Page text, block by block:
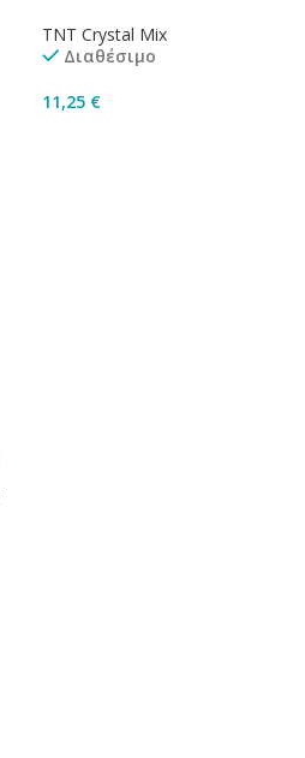
TNT Crystal Mix
Διαθέσιμο
11,25 €